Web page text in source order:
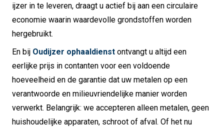
ijzer in te leveren, draagt u actief bij aan een circulaire
economie waarin waardevolle grondstoffen worden
hergebruikt.
En bij Oudijzer ophaaldienst ontvangt u altijd een
eerlijke prijs in contanten voor een voldoende
hoeveelheid en de garantie dat uw metalen op een
verantwoorde en milieuvriendelijke manier worden
verwerkt. Belangrijk: we accepteren alleen metalen, geen
huishoudelijke apparaten, schroot of afval. Of het nu